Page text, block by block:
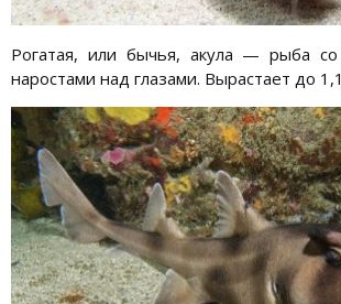
Рогатая, или бычья, акула — рыба со
наростами над глазами. Вырастает до